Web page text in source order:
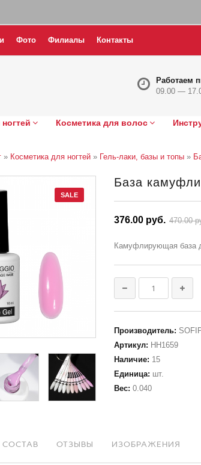
Фото Филиалы Контакты
Работаем
09.00 —
Косметика для волос
» Косметика для ногтей » Гель-лаки, базы и топы »
SALE
База
376.00 руб. 470.00
Камуфлирующая база
Производитель:
Артикул: НН1659
Наличие: 15
Единица: шт.
Вес: 0.040
СОСТАВ ОТЗЫВЫ ИЗОБРАЖЕНИЯ